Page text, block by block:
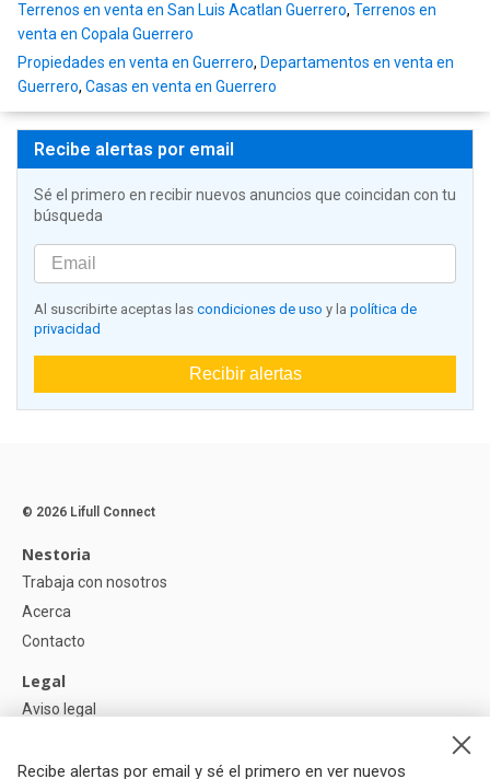
Terrenos en venta en San Luis Acatlan Guerrero, Terrenos en
venta en Copala Guerrero
Propiedades en venta en Guerrero, Departamentos en venta en
Guerrero, Casas en venta en Guerrero
Recibe alertas por email
Sé el primero en recibir nuevos anuncios que coincidan con tu
búsqueda
Al suscribirte aceptas las condiciones de uso y la política de
privacidad
Recibir alertas
Recibe alertas por email y sé el primero en ver nuevos
© 2026 Lifull Connect
Nestoria
Trabaja con nosotros
Acerca
Contacto
Legal
Aviso legal
Política de Cookies